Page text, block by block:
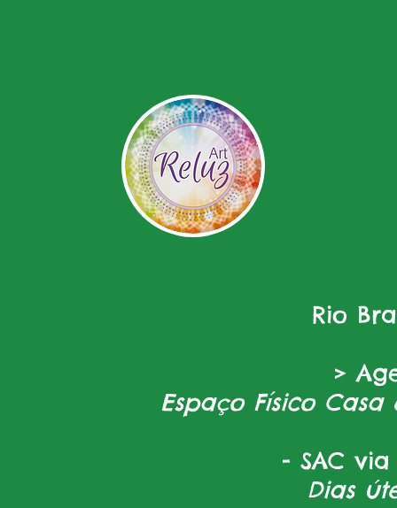
Rio
>
Espaço Físico Casa
- SAC via
Dias